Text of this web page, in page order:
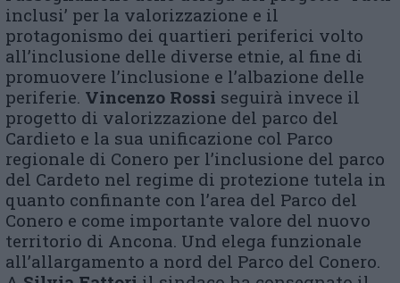
inclusi’ per la valorizzazione e il
protagonismo dei quartieri periferici volto
all’inclusione delle diverse etnie, al fine di
promuovere l’inclusione e l’albazione delle
periferie. Vincenzo Rossi seguirà invece il
progetto di valorizzazione del parco del
Cardieto e la sua unificazione col Parco
regionale di Conero per l’inclusione del parco
del Cardeto nel regime di protezione tutela in
quanto confinante con l’area del Parco del
Conero e come importante valore del nuovo
territorio di Ancona. Und elega funzionale
all’allargamento a nord del Parco del Conero.